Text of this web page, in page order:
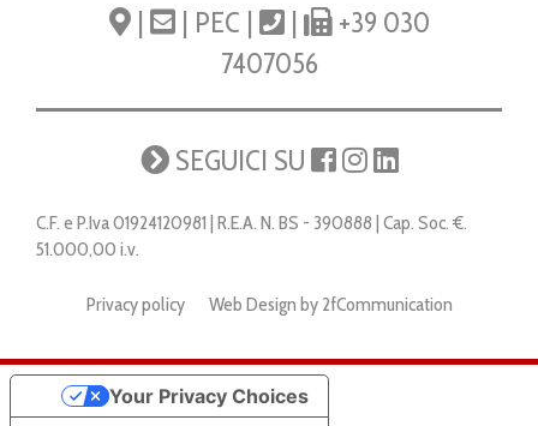
| | PEC | |
+39 030
7407056
SEGUICI SU
C.F. e P.Iva 01924120981 | R.E.A. N. BS - 390888 | Cap. Soc. €.
51.000,00 i.v.
Privacy policy Web Design by 2fCommunication
Your Privacy Choices